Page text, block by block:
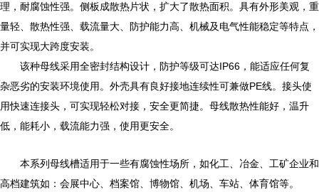
理，耐腐蚀性强。侧板成散热片状，扩大了散热面积。具有外形美观，重
量轻、散热性强、载流量大、防护能力高、机械及电气性能稳定等特点，
并可实现大跨度安装。
该种母线采用全密封结构设计，防护等级可达IP66，能适应任何复
杂恶劣的安装环境使用。外壳具有良好接地连续性可兼做PE线。接头使
用快速连接头，可实现轻松对接，安全更简捷。母线散热性能好，温升
低，能耗小，载流能力强，使用更安全。
本系列母线槽适用于一些有腐蚀性场所，如化工、冶金、工矿企业和
高档建筑如：会展中心、档案馆、博物馆、机场、车站、体育馆等。